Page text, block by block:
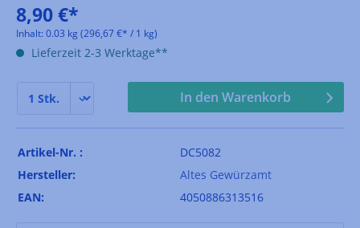
8,90 €*
Inhalt: 0.03 kg (296,67 €* / 1 kg)
Lieferzeit 2-3 Werktage**
In den Warenkorb
Artikel-Nr. :
DC5082
Hersteller:
Altes Gewürzamt
EAN:
4050886313516